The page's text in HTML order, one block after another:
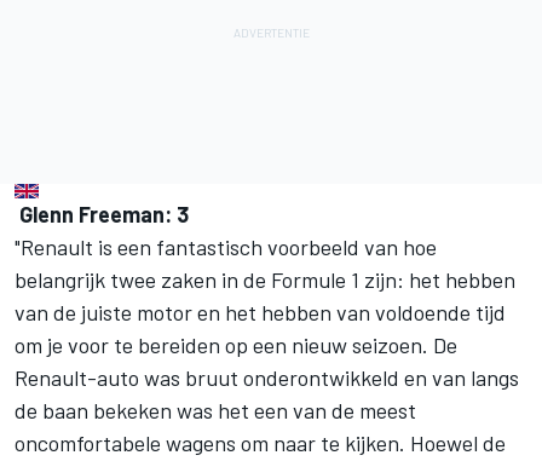
Glenn Freeman: 3
"Renault is een fantastisch voorbeeld van hoe
belangrijk twee zaken in de Formule 1 zijn: het hebben
van de juiste motor en het hebben van voldoende tijd
om je voor te bereiden op een nieuw seizoen. De
Renault-auto was bruut onderontwikkeld en van langs
de baan bekeken was het een van de meest
oncomfortabele wagens om naar te kijken. Hoewel de